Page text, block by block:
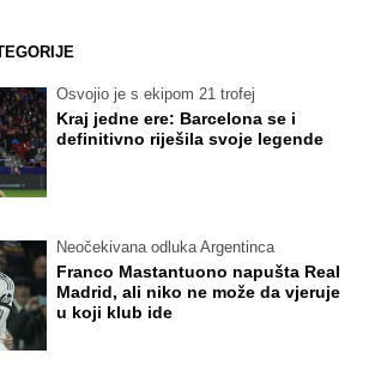
Osvojio je s ekipom 21 trofej
Kraj jedne ere: Barcelona se i
definitivno riješila svoje legende
Neočekivana odluka Argentinca
Franco Mastantuono napušta Real
Madrid, ali niko ne može da vjeruje
u koji klub ide